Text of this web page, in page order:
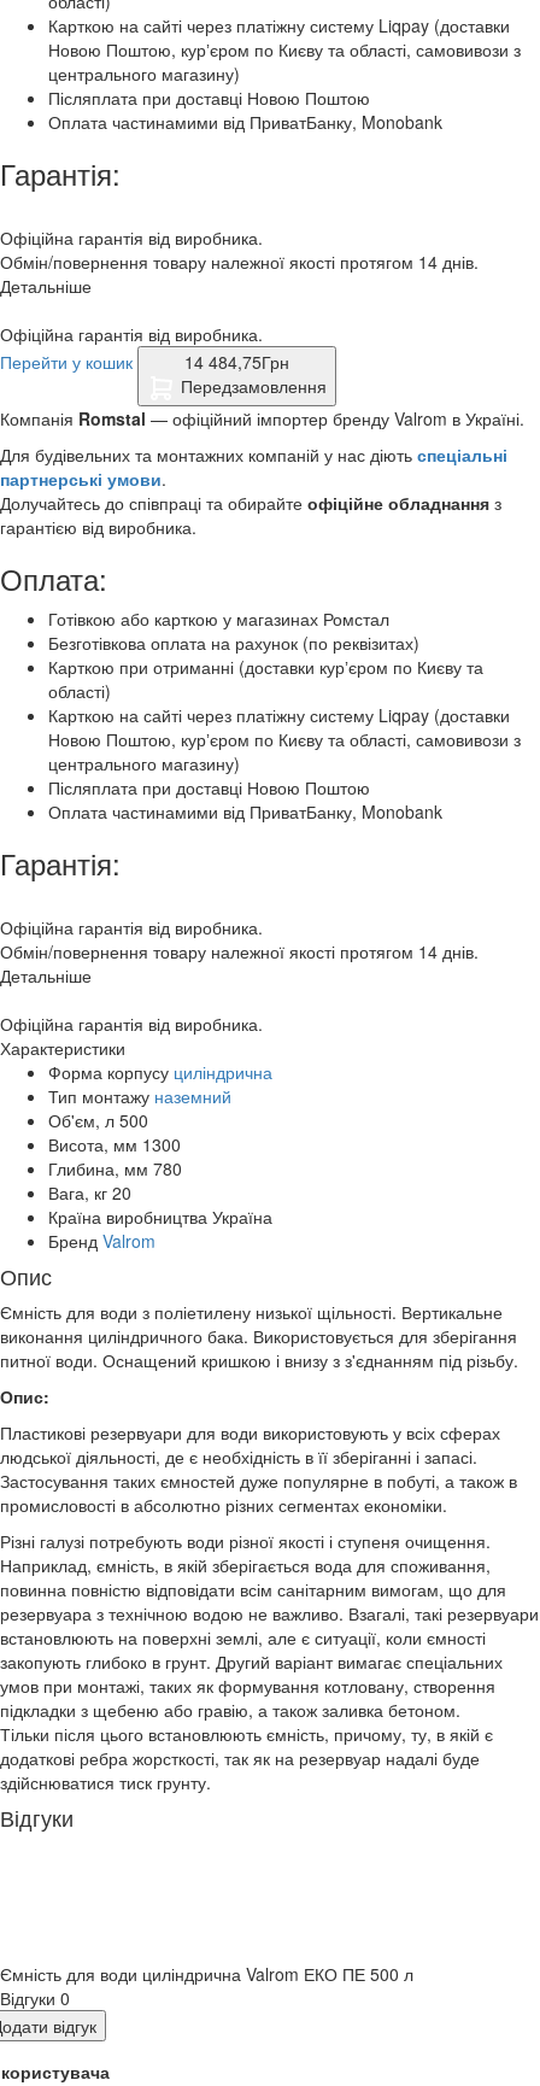
Карткою на сайті через платіжну систему Liqpay (доставки
Новою Поштою, курʼєром по Києву та області, самовивози з
центрального магазину)
Післяплата при доставці Новою Поштою
Оплата частинамими від ПриватБанку, Monobank
Гарантія:
Офіційна гарантія від виробника.
Обмін/повернення товару належної якості протягом 14 днів.
Детальніше
Офіційна гарантія від виробника.
Перейти у кошик
14 484,75Грн
Передзамовлення
Компанія Romstal — офіційний імпортер бренду Valrom в Україні.
Для будівельних та монтажних компаній у нас діють спеціальні
партнерські умови.
Долучайтесь до співпраці та обирайте офіційне обладнання з
гарантією від виробника.
Оплата:
Готівкою або карткою у магазинах Ромстал
Безготівкова оплата на рахунок (по реквізитах)
Карткою при отриманні (доставки курʼєром по Києву та
області)
Карткою на сайті через платіжну систему Liqpay (доставки
Новою Поштою, курʼєром по Києву та області, самовивози з
центрального магазину)
Післяплата при доставці Новою Поштою
Оплата частинамими від ПриватБанку, Monobank
Гарантія:
Офіційна гарантія від виробника.
Обмін/повернення товару належної якості протягом 14 днів.
Детальніше
Офіційна гарантія від виробника.
Характеристики
Форма корпусу циліндрична
Тип монтажу наземний
Об'єм, л 500
Висота, мм 1300
Глибина, мм 780
Вага, кг 20
Країна виробництва Україна
Бренд Valrom
Опис
Ємність для води з поліетилену низької щільності. Вертикальне
виконання циліндричного бака. Використовується для зберігання
питної води. Оснащений кришкою і внизу з з'єднанням під різьбу.
Опис:
Пластикові резервуари для води використовують у всіх сферах
людської діяльності, де є необхідність в її зберіганні і запасі.
Застосування таких ємностей дуже популярне в побуті, а також в
промисловості в абсолютно різних сегментах економіки.
Різні галузі потребують води різної якості і ступеня очищення.
Наприклад, ємність, в якій зберігається вода для споживання,
повинна повністю відповідати всім санітарним вимогам, що для
резервуара з технічною водою не важливо. Взагалі, такі резервуари
встановлюють на поверхні землі, але є ситуації, коли ємності
закопують глибоко в грунт. Другий варіант вимагає спеціальних
умов при монтажі, таких як формування котловану, створення
підкладки з щебеню або гравію, а також заливка бетоном.
Тільки після цього встановлюють ємність, причому, ту, в якій є
додаткові ребра жорсткості, так як на резервуар надалі буде
здійснюватися тиск грунту.
Відгуки
Ємність для води циліндрична Valrom ЕКО ПЕ 500 л
Відгуки 0
відгук